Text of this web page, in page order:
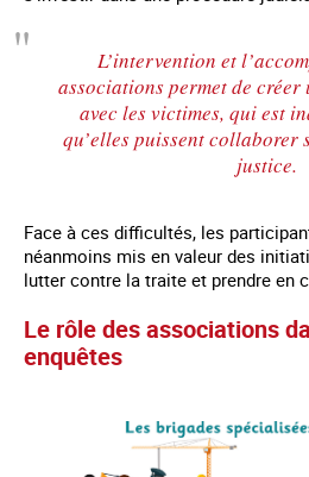
L’intervention et
associations permet de
avec les victimes, qui est
qu’elles puissent collaborer
justice.
Face à ces difficultés, les
néanmoins mis en valeur des
lutter contre la traite et prendre en
Le rôle des associations
enquêtes